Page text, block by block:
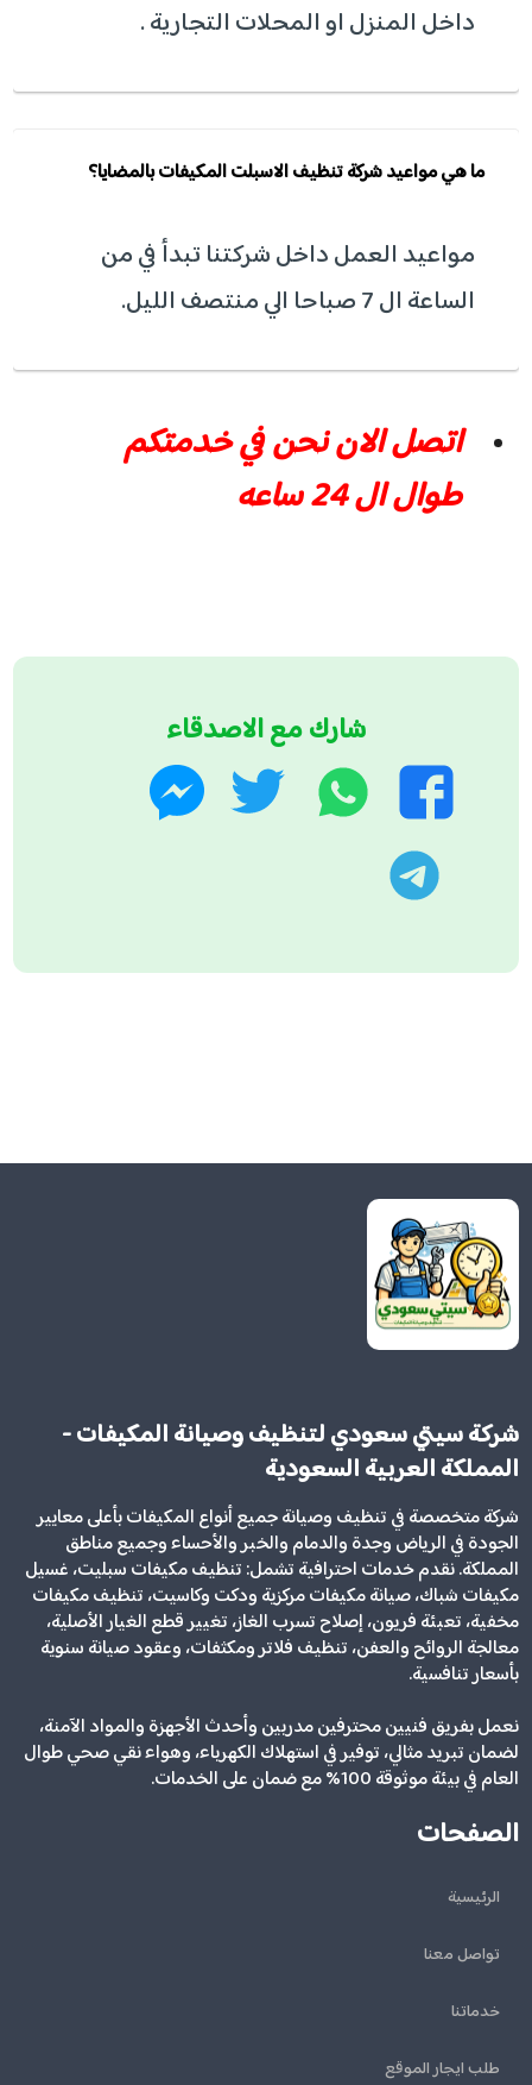
داخل المنزل او المحلات التجارية .
ما هي مواعيد شركة تنظيف الاسبلت المكيفات بالمضايا؟
مواعيد العمل داخل شركتنا تبدأ في من
الساعة ال 7 صباحا الي منتصف الليل.
اتصل الان نحن في خدمتكم
طوال ال 24 ساعه
شارك مع الاصدقاء
فيسبوك
واتساب تويتر
شركة سيتي سعودي لتنظيف وصيانة المكيفات -
المملكة العربية السعودية
شركة متخصصة في تنظيف وصيانة جميع أنواع المكيفات بأعلى معايير
الجودة في الرياض وجدة والدمام والخبر والأحساء وجميع مناطق
المملكة. نقدم خدمات احترافية تشمل: تنظيف مكيفات سبليت، غسيل
مكيفات شباك، صيانة مكيفات مركزية ودكت وكاسيت، تنظيف مكيفات
مخفية، تعبئة فريون، إصلاح تسرب الغاز، تغيير قطع الغيار الأصلية،
معالجة الروائح والعفن، تنظيف فلاتر ومكثفات، وعقود صيانة سنوية
بأسعار تنافسية.
نعمل بفريق فنيين محترفين مدربين وأحدث الأجهزة والمواد الآمنة،
لضمان تبريد مثالي، توفير في استهلاك الكهرباء، وهواء نقي صحي طوال
العام في بيئة موثوقة 100% مع ضمان على الخدمات.
الصفحات
الرئيسية
تواصل معنا
خدماتنا
طلب ايجار الموقع